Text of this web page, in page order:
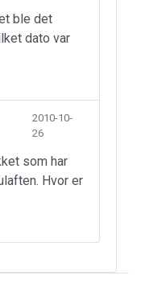
ble det
dato var
2010-10-
26
som har
Hvor er